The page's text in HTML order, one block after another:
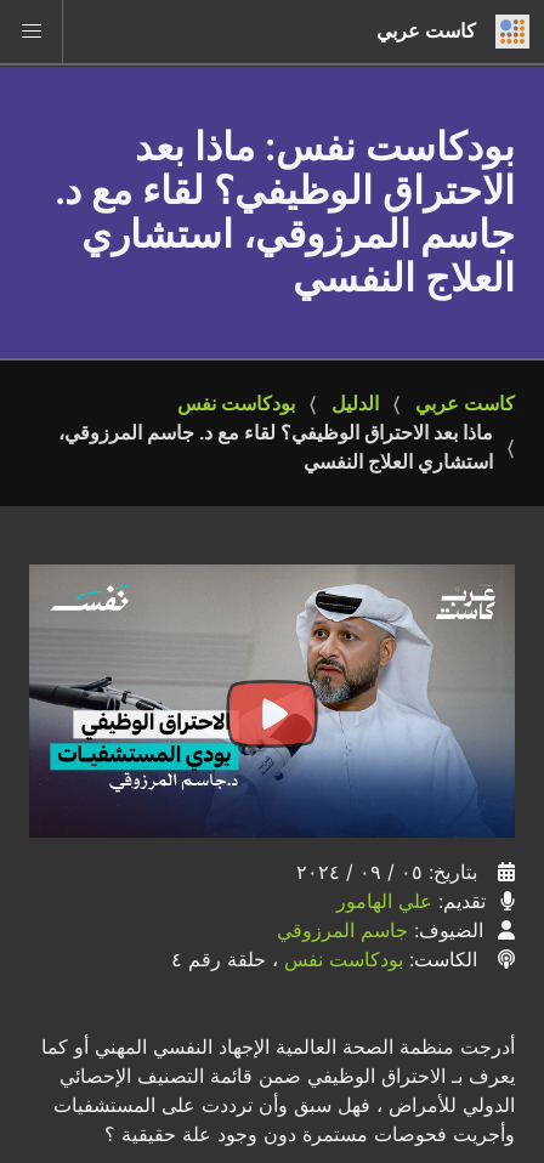
كاست عربي
بودكاست نفس: ماذا بعد
الاحتراق الوظيفي؟ لقاء مع د.
جاسم المرزوقي، استشاري
العلاج النفسي
كاست عربي الدليل
بودكاست نفس
ماذا بعد الاحتراق الوظيفي؟ لقاء مع د. جاسم المرزوقي،
استشاري العلاج النفسي
بتاريخ: ٠٥ / ٠٩ / ٢٠٢٤
تقديم: علي الهامور
الضيوف: جاسم المرزوقي
الكاست: بودكاست نفس ، حلقة رقم ٤
أدرجت منظمة الصحة العالمية الإجهاد النفسي المهني أو كما
يعرف بـ الاحتراق الوظيفي ضمن قائمة التصنيف الإحصائي
الدولي للأمراض ، فهل سبق وأن ترددت على المستشفيات
وأجريت فحوصات مستمرة دون وجود علة حقيقية ؟